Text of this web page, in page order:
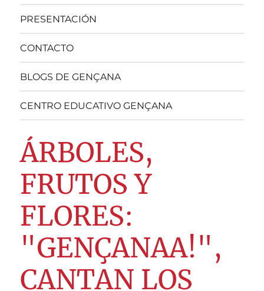
PRESENTACIÓN
CONTACTO
BLOGS DE GENÇANA
CENTRO EDUCATIVO GENÇANA
ÁRBOLES,
FRUTOS Y
FLORES:
"GENÇANAA!",
CANTAN LOS